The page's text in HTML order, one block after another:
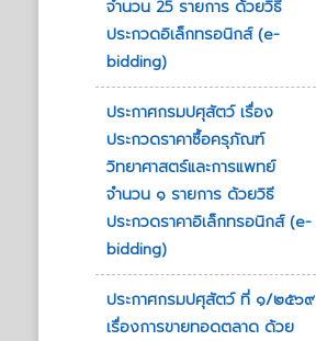
จำนวน 25 รายการ ด้วยวิธี
ประกวดอิเล็กทรอนิกส์ (e-
bidding)
ประกาศกรมปศุสัตว์ เรื่อง
ประกวดราคาซื้อครุภัณฑ์
วิทยาศาสตร์และการแพทย์
จำนวน ๑ รายการ ด้วยวิธี
ประกวดราคาอิเล็กทรอนิกส์ (e-
bidding)
ประกาศกรมปศุสัตว์ ที่ ๑/๒๕๖๙
เรื่องการขายทอดตลาด ด้วย